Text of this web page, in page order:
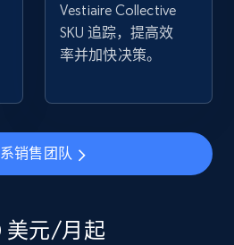
立即开始
by category
Seller name, Seller rating,
Vestiaire Collective
SKU 追踪，提高效
率并加快决策。
销售团队
美元/月起